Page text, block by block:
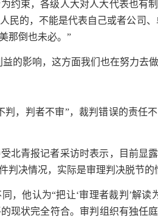
约束，各级人大对人大代表也有
民的，不能是代表自己或者公司
那倒也未必。”
的影响，这方面我们也在努力去
，判者不审”，裁判错误的责任
北青报记者采访时表示，目前显
决情况，实际是审理判决脱节的
，他认为“把让‘审理者裁判’解
现状完全符合。审判组织有独任